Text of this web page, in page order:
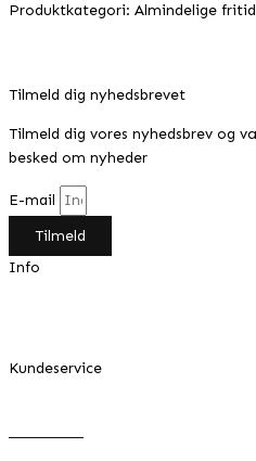
Produktkategori: Almindelige
Tilmeld dig nyhedsbrevet
Tilmeld dig vores nyhedsbrev og
besked om nyheder
E-mail
Tilmeld
Info
Kundeservice